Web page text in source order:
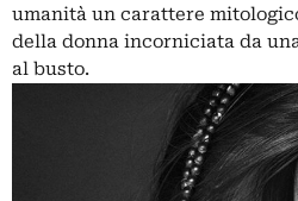
umanità un carattere
della donna incorniciata da
al busto.